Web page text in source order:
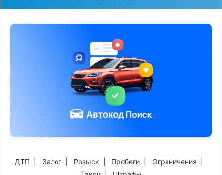
ДТП Залог Розыск Пробеги Ограничения